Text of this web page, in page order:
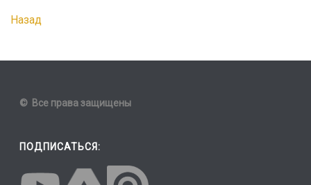
Назад
© Все права защищены
ПОДПИСАТЬСЯ: